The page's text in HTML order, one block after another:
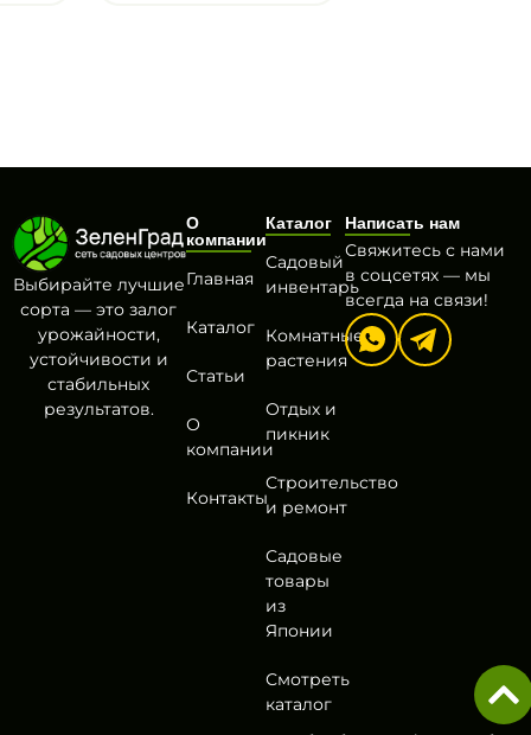
Выбирайте лучшие
сорта — это залог
урожайности,
устойчивости и
стабильных
результатов.
О
компании
Главная
Каталог
Статьи
О
компании
Контакты
Каталог
Садовый
инвентарь
Комнатные
растения
Отдых и
пикник
Строительство
и ремонт
Садовые
товары
из
Японии
Смотреть
каталог
Написать нам
Свяжитесь с нами
в соцсетях — мы
всегда на связи!